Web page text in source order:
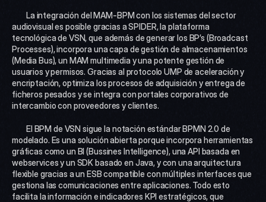
audiovisual es posible gracias a SPIDER, la plataforma
tecnológica de VSN, que además de generar los BP’s (Broadcast
Processes), incorpora una capa de gestión de almacenamientos
(Media Bus), un MAM multimedia y una potente gestión de
usuarios y permisos. Gracias al protocolo UMP de aceleración y
encriptación, optimiza los procesos de adquisición y entrega de
ficheros pesados y se integra con portales corporativos de
intercambio con proveedores y clientes.
modelado. Es una solución abierta porque incorpora herramientas
gráficas como un BI (Bussines Intelligence), una API basada en
webservices y un SDK basado en Java, y con una arquitectura
flexible gracias a un ESB compatible con múltiples interfaces que
gestiona las comunicaciones entre aplicaciones. Todo esto
facilita la información e indicadores KPI estratégicos, que